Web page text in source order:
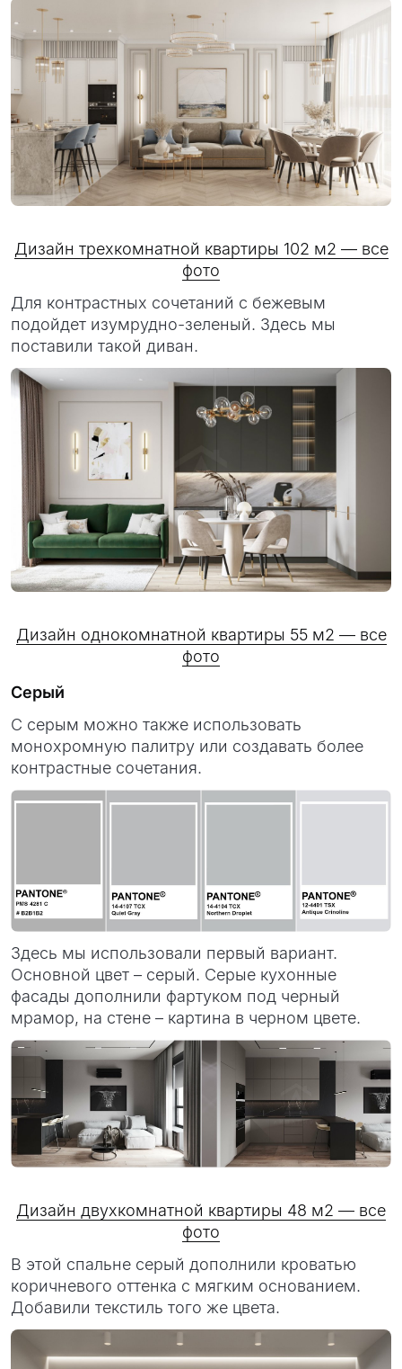
Дизайн трехкомнатной квартиры 102 м2 — все
фото
Для контрастных сочетаний с бежевым
подойдет изумрудно-зеленый. Здесь мы
поставили такой диван.
Дизайн однокомнатной квартиры 55 м2 — все
фото
Серый
С серым можно также использовать
монохромную палитру или создавать более
контрастные сочетания.
Здесь мы использовали первый вариант.
Основной цвет – серый. Серые кухонные
фасады дополнили фартуком под черный
мрамор, на стене – картина в черном цвете.
Дизайн двухкомнатной квартиры 48 м2 — все
фото
В этой спальне серый дополнили кроватью
коричневого оттенка с мягким основанием.
Добавили текстиль того же цвета.